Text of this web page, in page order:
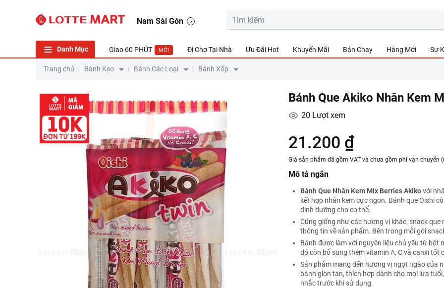
Nam Sài Gòn
Danh Mục Giao 60 PHÚT MỚI Đi Chợ Tại Nhà Ưu Đãi Hot Khuyến Mãi Bán Chạy Hàng Mới Sự
Trang chủ Bánh Kẹo Bánh Các Loại Bánh Xốp
Bánh Que Akiko Nhân Kem
20 Lượt xem
21.200 ₫
Giá sản phẩm đã gồm VAT và chưa gồm phí vận chuyển
Mô tả ngắn
Bánh Que Nhân Kem Mix Berries Akikovới
kết hợp nhân kem cực ngon. Bánh que Oishi
dinh dưỡng cho cơ thể.
Cũng giống như các hương vị khác, snack que
thông tin về sản phẩm. Bên trong mỗi gói
Bánh được làm với nguyên liệu chủ yếu từ bột
đó còn bổ sung thêm vitamin A, C và canxi tốt
Sản phẩm mang đến hương vị ngọt ngào của
bánh giòn tan, thích hợp dành cho mọi lứa
nhắc trước khi sử dụng.